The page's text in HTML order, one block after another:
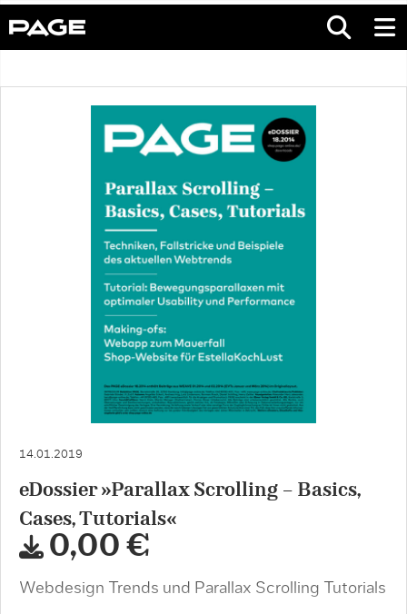
14.01.2019
eDossier »Parallax Scrolling – Basics,
Cases, Tutorials«
0,00 €
Webdesign Trends und Parallax Scrolling Tutorials